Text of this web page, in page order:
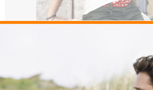
029307 Carolina Tanktop